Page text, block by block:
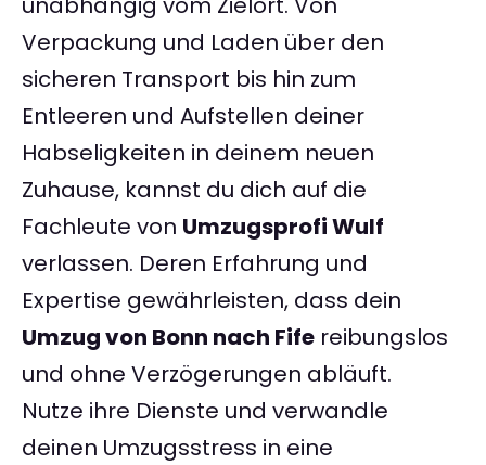
Verpackung und Laden über den
sicheren Transport bis hin zum
Entleeren und Aufstellen deiner
Habseligkeiten in deinem neuen
Zuhause, kannst du dich auf die
Fachleute von Umzugsprofi Wulf
verlassen. Deren Erfahrung und
Expertise gewährleisten, dass dein
Umzug von Bonn nach Fife reibungslos
und ohne Verzögerungen abläuft.
Nutze ihre Dienste und verwandle
deinen Umzugsstress in eine